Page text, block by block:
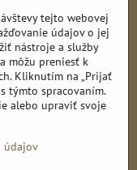
tejto webovej
údajov o jej
nástroje a služby
môžu preniesť k
Kliknutím na „Prijať
týmto spracovaním.
alebo upraviť svoje
údajov